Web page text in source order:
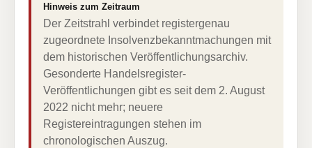
Hinweis zum Zeitraum
Der Zeitstrahl verbindet registergenau
zugeordnete Insolvenzbekanntmachungen mit
dem historischen Veröffentlichungsarchiv.
Gesonderte Handelsregister-
Veröffentlichungen gibt es seit dem 2. August
2022 nicht mehr; neuere
Registereintragungen stehen im
chronologischen Auszug.